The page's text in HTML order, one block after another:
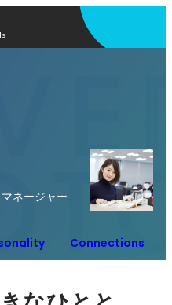
ネージャー
Connections